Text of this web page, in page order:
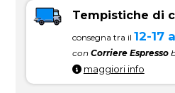
Tempistiche di
consegna tra il 12-17
con Corriere Espresso
maggiori info